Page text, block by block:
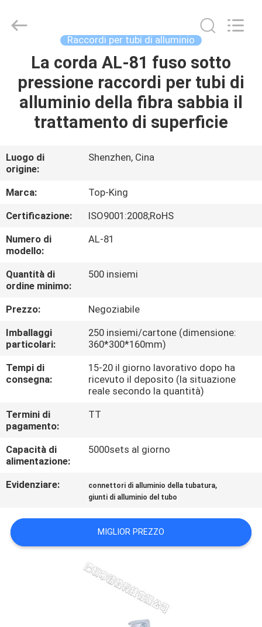
CASA.
PRODOTTI
DI
NOI
VISITA
ALLA
FABBRICA
CONTROLLO
DELLA
QUALITÀ
CONTATTACI
PREVENTIVO
MAPPA
DEL
POLITICA
Jingji
Technology
Raccordi per tubi di alluminio
La corda AL-81 fuso sotto
pressione raccordi per tubi di
alluminio della fibra sabbia il
trattamento di superficie
Luogo di
origine:
Shenzhen, Cina
Marca:
Top-King
Certificazione:
ISO9001:2008;RoHS
Numero di
modello:
AL-81
Quantità di
ordine minimo:
500 insiemi
Prezzo:
Negoziabile
Imballaggi
particolari:
250 insiemi/cartone (dimensione:
360*300*160mm)
Tempi di
consegna:
15-20 il giorno lavorativo dopo ha
ricevuto il deposito (la situazione
reale secondo la quantità)
Termini di
pagamento:
TT
Capacità di
alimentazione:
5000sets al giorno
Evidenziare: connettori di alluminio della tubatura,
giunti di alluminio del tubo
MIGLIOR PREZZO